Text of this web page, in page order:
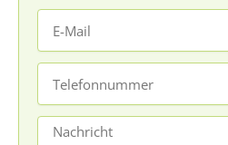
Mail
Nachricht